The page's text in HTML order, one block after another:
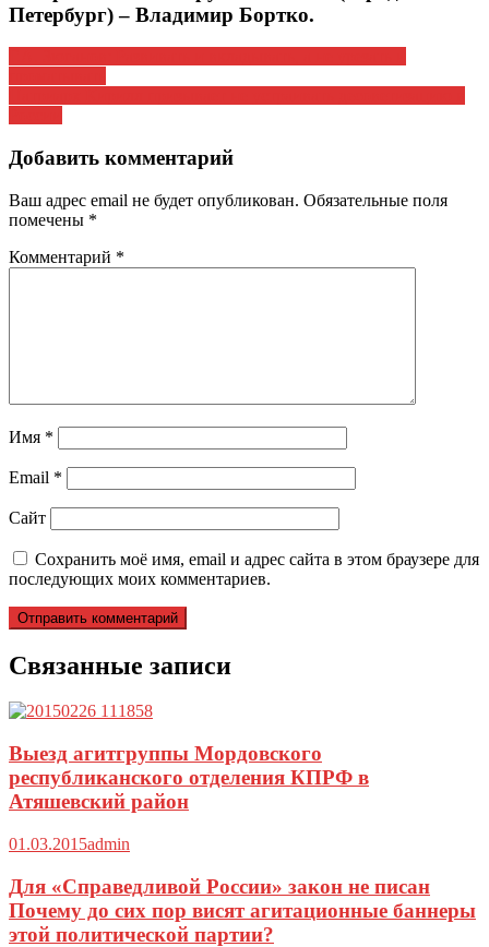
Петербург) – Владимир Бортко.
Навигация
по
записям
Добавить комментарий
Ваш адрес email не будет опубликован. Обязательные поля
помечены *
Комментарий *
Имя *
Email *
Сайт
Сохранить моё имя, email и адрес сайта в этом браузере для
последующих моих комментариев.
Связанные записи
Выезд агитгруппы Мордовского
республиканского отделения КПРФ в
Атяшевский район
01.03.2015admin
Для «Справедливой России» закон не писан
Почему до сих пор висят агитационные баннеры
этой политической партии?